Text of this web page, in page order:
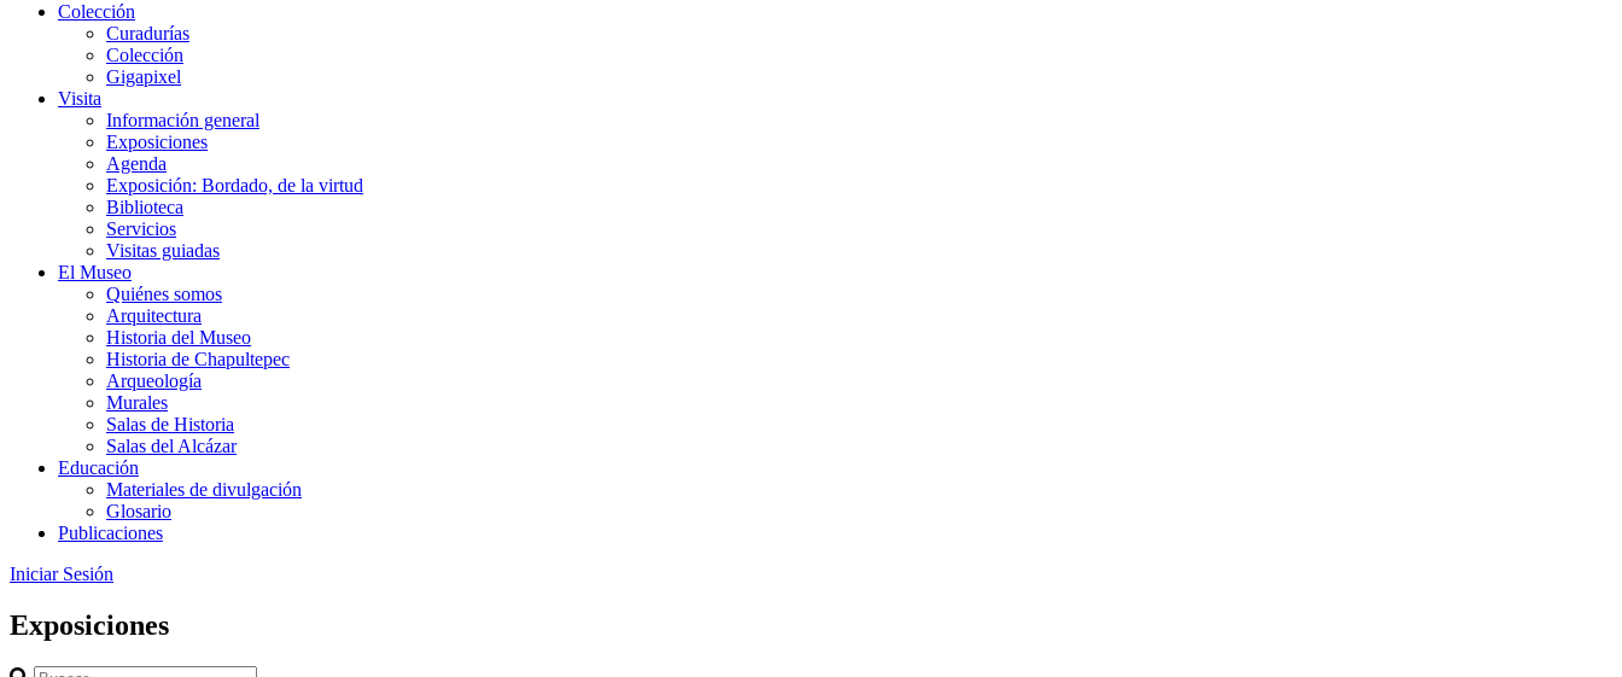
Colección
Curadurías
Colección
Gigapixel
Visita
Información general
Exposiciones
Agenda
Exposición: Bordado, de la virtud
Biblioteca
Servicios
Visitas guiadas
El Museo
Quiénes somos
Arquitectura
Historia del Museo
Historia de Chapultepec
Arqueología
Murales
Salas de Historia
Salas del Alcázar
Educación
Materiales de divulgación
Glosario
Publicaciones
Iniciar Sesión
Exposiciones